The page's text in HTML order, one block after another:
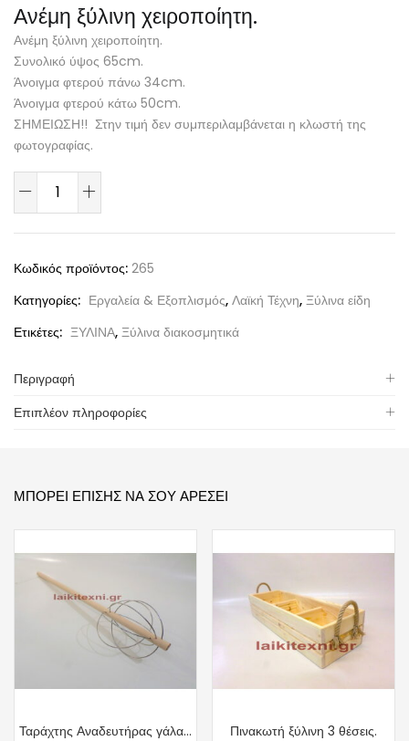
Ανέμη ξύλινη χειροποίητη.
Ανέμη ξύλινη χειροποίητη.
Συνολικό ύψος 65cm.
Άνοιγμα φτερού πάνω 34cm.
Άνοιγμα φτερού κάτω 50cm.
ΣΗΜΕΙΩΣΗ!! Στην τιμή δεν συμπεριλαμβάνεται η κλωστή της
φωτογραφίας.
Κωδικός προϊόντος: 265
Κατηγορίες: Εργαλεία & Εξοπλισμός, Λαϊκή Τέχνη, Ξύλινα είδη
Ετικέτες: ΞΥΛΙΝΑ, Ξύλινα διακοσμητικά
Περιγραφή
Επιπλέον πληροφορίες
ΜΠΟΡΕΊ ΕΠΊΣΗΣ ΝΑ ΣΟΥ ΑΡΈΣΕΙ
Ταράχτης Αναδευτήρας γάλακτος τυροκομίας 80cm.
Πινακωτή ξύλινη 3 θέσεις.